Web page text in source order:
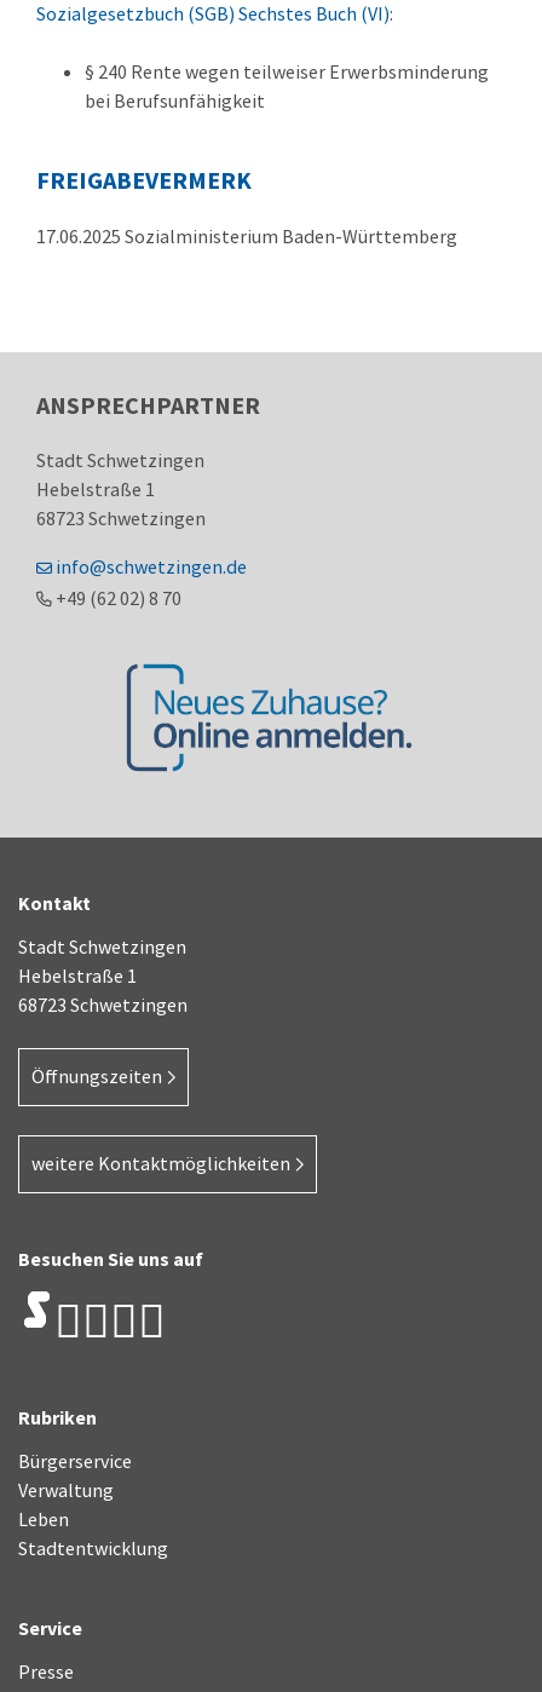
Sozialgesetzbuch (SGB) Sechstes Buch (VI):
§ 240 Rente wegen teilweiser Erwerbsminderung
bei Berufsunfähigkeit
FREIGABEVERMERK
17.06.2025 Sozialministerium Baden-Württemberg
ANSPRECHPARTNER
Stadt Schwetzingen
Hebelstraße 1
68723 Schwetzingen
info@schwetzingen.de
+49 (6202) 8 70
Kontakt
Stadt Schwetzingen
Hebelstraße 1
68723 Schwetzingen
Öffnungszeiten
weitere Kontaktmöglichkeiten
Besuchen Sie uns auf
Rubriken
Bürgerservice
Verwaltung
Leben
Stadtentwicklung
Service
Presse